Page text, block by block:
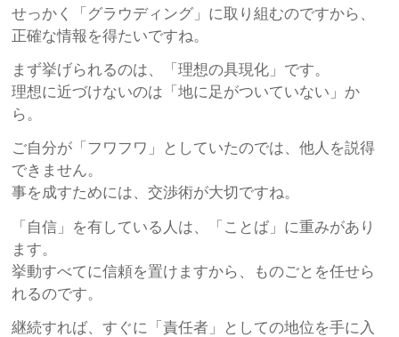
せっかく「グラウディング」に取り組むのですから、
正確な情報を得たいですね。
まず挙げられるのは、「理想の具現化」です。
理想に近づけないのは「地に足がついていない」か
ら。
ご自分が「フワフワ」としていたのでは、他人を説得
できません。
事を成すためには、交渉術が大切ですね。
「自信」を有している人は、「ことば」に重みがあり
ます。
挙動すべてに信頼を置けますから、ものごとを任せら
れるのです。
継続すれば、すぐに「責任者」としての地位を手に入